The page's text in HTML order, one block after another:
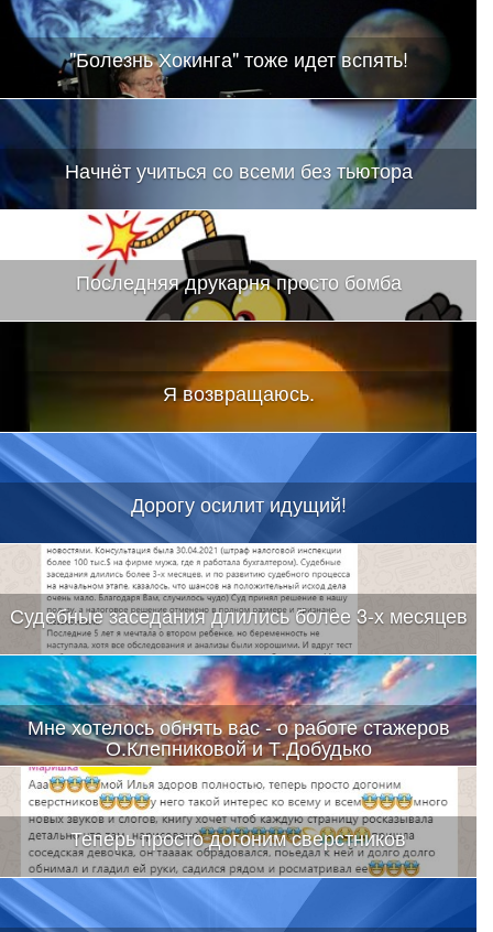
"Болезнь Хокинга" тоже идет вспять!
Начнёт учиться со всеми без тьютора
Последняя друкарня просто бомба
Я возвращаюсь.
Дорогу осилит идущий!
Судебные заседания длились более 3-х месяцев
Мне хотелось обнять вас - о работе стажеров
О.Клепниковой и Т.Добудько
Теперь просто догоним сверстников